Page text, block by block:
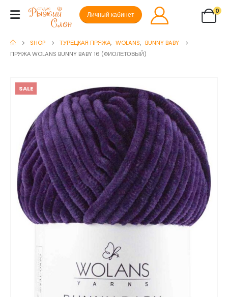
Личный кабинет
0
SHOP ТУРЕЦКАЯ ПРЯЖА, WOLANS, BUNNY BABY
ПРЯЖА WOLANS BUNNY BABY 16 (ФИОЛЕТОВЫЙ)
SALE